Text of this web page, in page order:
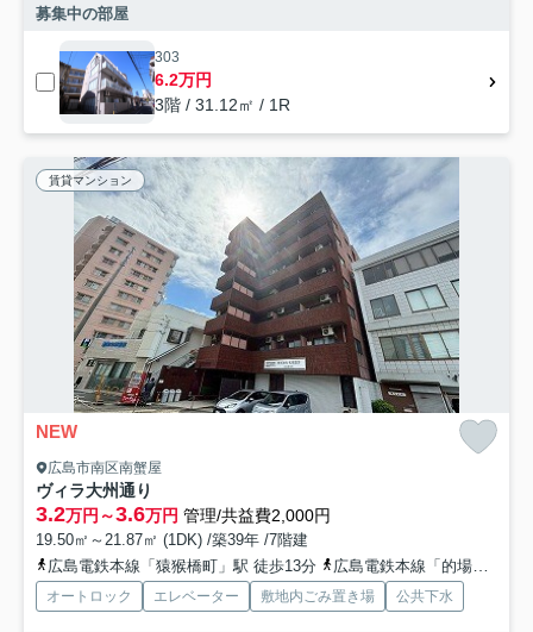
募集中の部屋
303
6.2万円
3階 / 31.12㎡ / 1R
賃貸マンション
NEW
広島市南区南蟹屋
ヴィラ大州通り
3.2万円～3.6万円 管理/共益費2,000円
19.50㎡～21.87㎡ (1DK) /築39年 /7階建
広島電鉄本線「猿猴橋町」駅 徒歩13分
広島電鉄本線「的場町」駅 徒歩15分
オートロック エレベーター 敷地内ごみ置き場 公共下水